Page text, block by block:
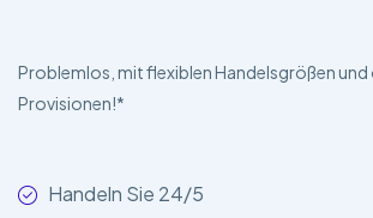
Problemlos, mit flexiblen Handelsgrößen und
Provisionen!*
Handeln Sie 24/5